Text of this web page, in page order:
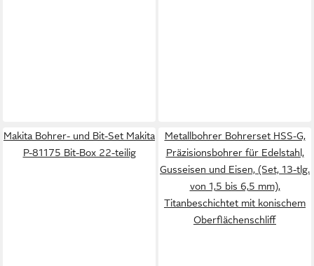
Makita Bohrer- und Bit-Set Makita
P-81175 Bit-Box 22-teilig
Metallbohrer Bohrerset HSS-G,
Präzisionsbohrer für Edelstahl,
Gusseisen und Eisen, (Set, 13-tlg.
von 1,5 bis 6,5 mm),
Titanbeschichtet mit konischem
Oberflächenschliff